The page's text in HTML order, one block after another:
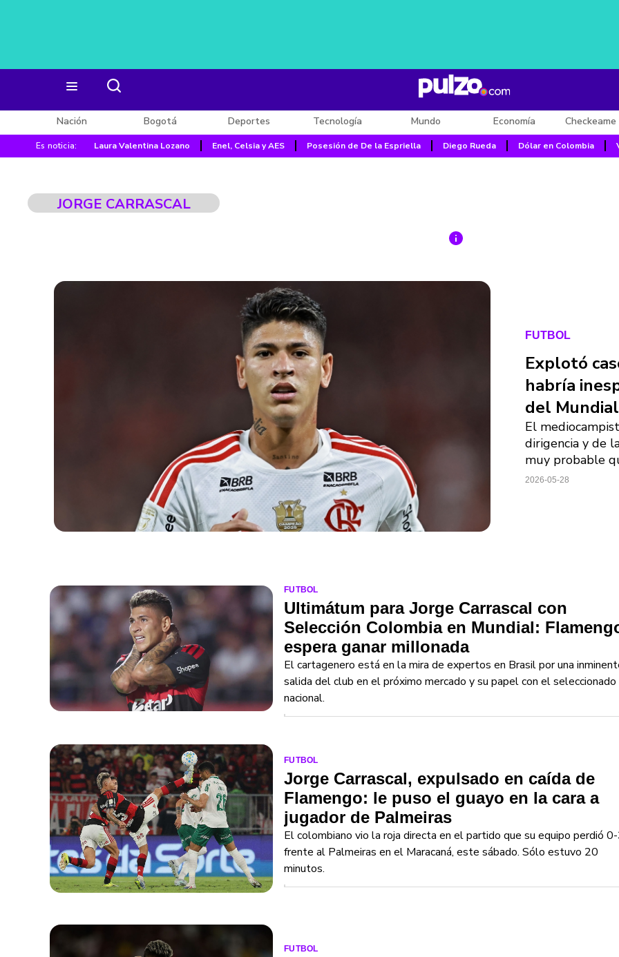
Nación Bogotá Deportes Tecnología Mundo Economía
Es noticia: Laura Valentina Lozano Enel, Celsia y AES Posesión de De la Espriella Diego Rueda Dólar en Colombia
JORGE CARRASCAL
FUTBOL
Explotó
habría
del Mundial
El
dirigencia y de
muy probable
2026-05-28
FUTBOL
Ultimátum para Jorge Carrascal con
Selección Colombia en Mundial:
espera ganar millonada
El cartagenero está en la mira de expertos en Brasil por una
salida del club en el próximo mercado y su papel con el seleccionado
nacional.
FUTBOL
Jorge Carrascal, expulsado en caída de
Flamengo: le puso el guayo en la cara a
jugador de Palmeiras
El colombiano vio la roja directa en el partido que su equipo perdió
frente al Palmeiras en el Maracaná, este sábado. Sólo estuvo 20
minutos.
FUTBOL